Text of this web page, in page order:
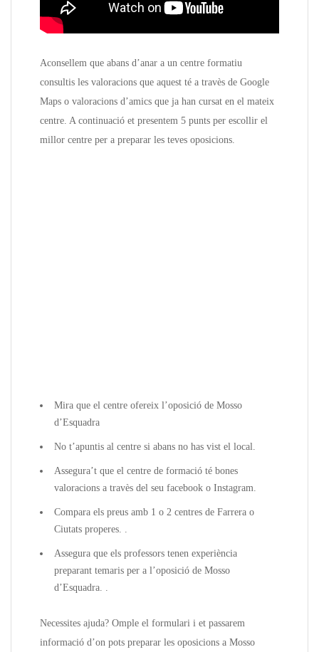
Aconsellem que abans d’anar a un centre formatiu
consultis les valoracions que aquest té a travès de Google
Maps o valoracions d’amics que ja han cursat en el mateix
centre. A continuació et presentem 5 punts per escollir el
millor centre per a preparar les teves oposicions.
Mira que el centre ofereix l’oposició de Mosso
d’Esquadra
No t’apuntis al centre si abans no has vist el local.
Assegura’t que el centre de formació té bones
valoracions a travès del seu facebook o Instagram.
Compara els preus amb 1 o 2 centres de Farrera o
Ciutats properes. .
Assegura que els professors tenen experiència
preparant temaris per a l’oposició de Mosso
d’Esquadra. .
Necessites ajuda? Omple el formulari i et passarem
informació d’on pots preparar les oposicions a Mosso